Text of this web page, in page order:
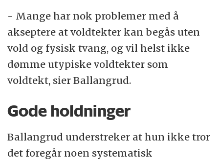
- Mange har nok problemer med å
akseptere at voldtekter kan begås uten
vold og fysisk tvang, og vil helst ikke
dømme utypiske voldtekter som
voldtekt, sier Ballangrud.
Gode holdninger
Ballangrud understreker at hun ikke tror
det foregår noen systematisk